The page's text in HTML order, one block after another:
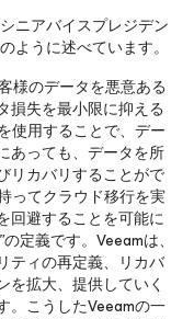
ニアバイスプレジデン
ように述べています。
様のデータを悪意ある
損失を最小限に抑える
使用することで、デー
あっても、データを所
リカバリすることがで
ってクラウド移行を実
回避することを可能に
定義です。Veeamは、
ティの再定義、リカバ
を拡大、提供していく
。こうしたVeeamの一